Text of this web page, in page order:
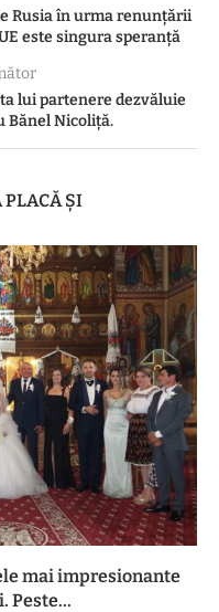
Rusia în urma renunțării
este singura speranță
lui partenere dezvăluie
Bănel Nicoliţă.
PLACĂ ȘI
mai impresionante
Peste...